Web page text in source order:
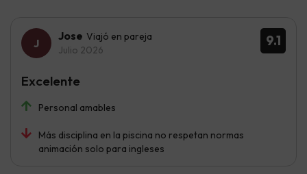
9.1
Jose Viajó en pareja
Julio 2026
Personal amables
Más disciplina en la piscina no respetan normas
animación solo para ingleses
Excelente